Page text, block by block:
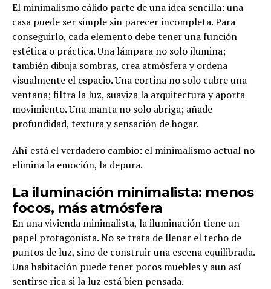
El minimalismo cálido parte de una idea sencilla: una
casa puede ser simple sin parecer incompleta. Para
conseguirlo, cada elemento debe tener una función
estética o práctica. Una lámpara no solo ilumina;
también dibuja sombras, crea atmósfera y ordena
visualmente el espacio. Una cortina no solo cubre una
ventana; filtra la luz, suaviza la arquitectura y aporta
movimiento. Una manta no solo abriga; añade
profundidad, textura y sensación de hogar.
Ahí está el verdadero cambio: el minimalismo actual no
elimina la emoción, la depura.
La iluminación minimalista: menos
focos, más atmósfera
En una vivienda minimalista, la iluminación tiene un
papel protagonista. No se trata de llenar el techo de
puntos de luz, sino de construir una escena equilibrada.
Una habitación puede tener pocos muebles y aun así
sentirse rica si la luz está bien pensada.